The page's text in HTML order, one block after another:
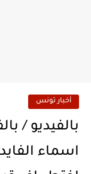
أخبار تونس
بالفيديو /
اسماء